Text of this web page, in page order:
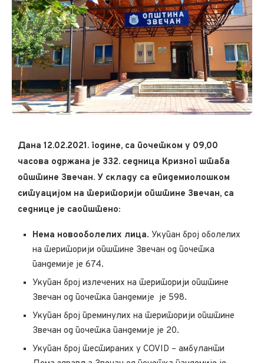
Дана 12.02.2021. године, са почетком у 09,00
часова одржана је 332. седница Кризног штаба
општине Звечан. У складу са епидемиолошком
ситуацијом на територији општине Звечан, са
седнице је саопштено:
Нема новооболелих лицa. Укупан број оболелих
на територији општине Звечан од почетка
пандемије је 674.
Укупан број излечених на територији општине
Звечан од почетка пандемије је 598.
Укупан број преминулих на територији општине
Звечан од почетка пандемије је 20.
Укупан број тестираних у COVID – амбуланти